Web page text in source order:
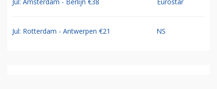
Jul: Rotterdam - Antwerpen €21 NS